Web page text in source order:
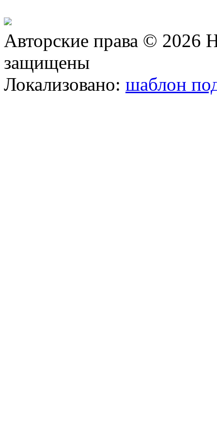
Авторские права © 2026
защищены
Локализовано: шаблон